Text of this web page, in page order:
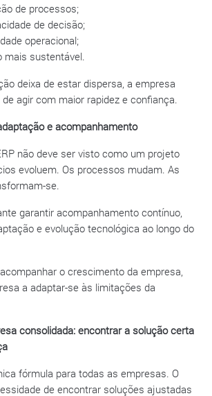
de processos;
de decisão;
operacional;
mais sustentável.
deixa de estar dispersa, a empresa
agir com maior rapidez e confiança.
e acompanhamento
não deve ser visto como um projeto
evoluem. Os processos mudam. As
se.
garantir acompanhamento contínuo,
e evolução tecnológica ao longo do
o crescimento da empresa,
a adaptar-se às limitações da
consolidada: encontrar a solução certa
fórmula para todas as empresas. O
de encontrar soluções ajustadas